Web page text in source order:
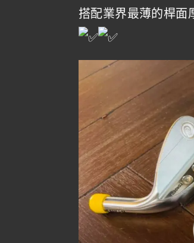
搭配業界最薄的桿面